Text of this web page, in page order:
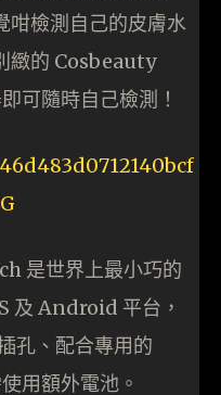
咁檢測自己的皮膚水
緻的 Cosbeauty
可隨時自己檢測！
是世界上最小巧的
及 Android 平台，
孔、配合專用的
用額外電池。